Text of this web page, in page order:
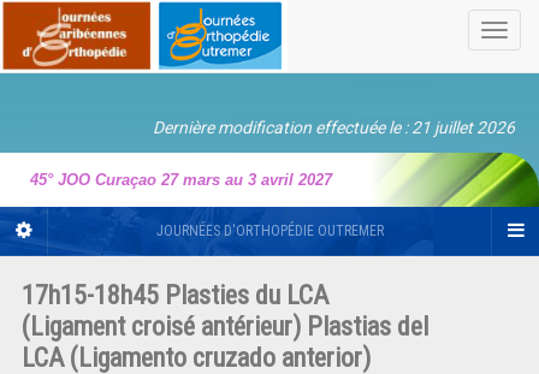
Dernière modification effectuée le : 21 juillet 2026
45° JOO Curaçao 27 mars au 3 avril 2027
JOURNÉES D'ORTHOPÉDIE OUTREMER
17h15-18h45 Plasties du LCA
(Ligament croisé antérieur) Plastias del
LCA (Ligamento cruzado anterior)